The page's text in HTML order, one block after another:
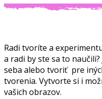
Radi tvoríte a
a radi by ste sa to
seba alebo tvoriť pre
tvorenia. Vytvorte si i
vašich obrazov.